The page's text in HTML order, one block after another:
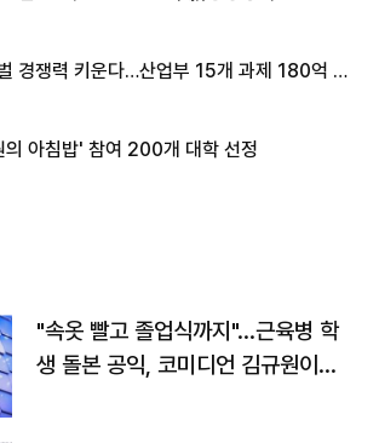
경쟁력 키운다…산업부 15개 과제 180억 지
의 아침밥' 참여 200개 대학 선정
"속옷 빨고 졸업식까지"…근육병 학
생 돌본 공익, 코미디언 김규원이었